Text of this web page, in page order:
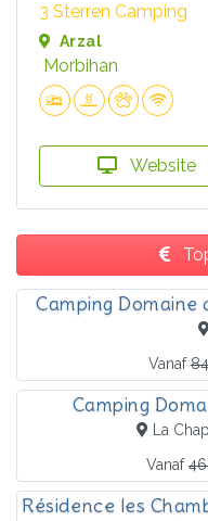
3 Sterren Camping
Arzal
Morbihan
Website
Camping
Vanaf
Camping
La
Vanaf
Résidence les